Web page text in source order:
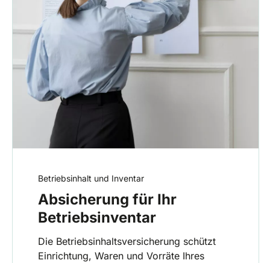
Betriebsinhalt und Inventar
Absicherung für Ihr
Betriebsinventar
Die Betriebsinhaltsversicherung schützt
Einrichtung, Waren und Vorräte Ihres